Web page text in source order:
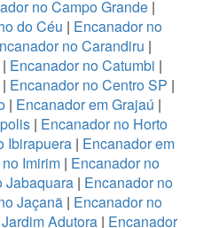
no Campo Grande |
do Céu | Encanador no
no Carandiru |
Encanador no Catumbi |
| Encanador no Centro SP |
| Encanador em Grajaú |
| Encanador no Horto
Ibirapuera | Encanador em
Imirim | Encanador no
Jabaquara | Encanador no
Jaçanã | Encanador no
Adutora | Encanador